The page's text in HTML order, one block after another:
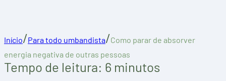
Início/Para todo umbandista/Como parar de absorver
energia negativa de outras pessoas
Tempo de leitura: 6 minutos